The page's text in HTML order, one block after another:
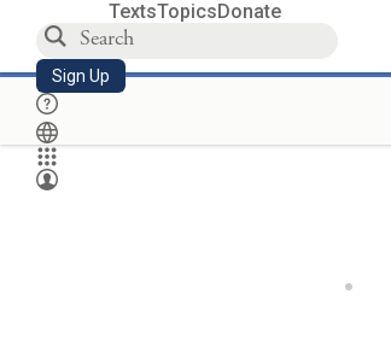
TextsTopicsDonate
Sign Up